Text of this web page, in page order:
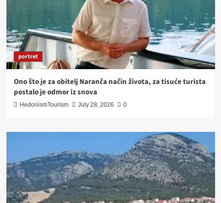
portret
Ono što je za obitelj Naranča način života, za tisuće turista
postalo je odmor iz snova
HedonismTourism July 28, 2026 0